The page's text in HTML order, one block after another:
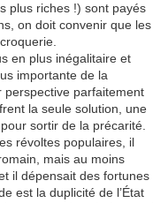
plus riches !) sont payés
on doit convenir que les
en plus inégalitaire et
importante de la
perspective parfaitement
la seule solution, une
sortir de la précarité.
révoltes populaires, il
mais au moins
il dépensait des fortunes
est la duplicité de l’État